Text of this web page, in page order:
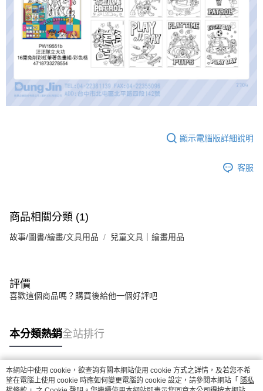
２．關於個人資料處理事宜，請瀏覽以下網址：
https://aftee.tw/terms/#terms3
３．未成年的使用者請事先徵得法定代理人或監護人之同意方可使用
「AFTEE先享後付」，若未經同意申辦者引起之損失，本公司不負相關責
４．使用「AFTEE先享後付」時，將依據個別帳號之用戶狀況，依本公司即
時審查核予不同之上限額度；若仍有額度不足之情形，本公司將視審查結果
請求用戶進行身份認證。
５．嚴禁一人註冊多個帳號或使用他人資訊註冊。若發現惡意使用之情形，
顯示電腦版詳細說明
客服
商品相關分類 (1)
故事/圖書/繪畫/文具用品 兒童文具｜繪畫用品
評價
喜歡這個商品嗎？購買後給他一個好評吧
本分類熱銷全站排行
熱門標籤
本網站中使用 cookie，欲查詢有關本網站使用 cookie 方式之詳情，及若您不希
望在電腦上使用 cookie 時應如何變更電腦的 cookie 設定，請參閱本網站「 隱私